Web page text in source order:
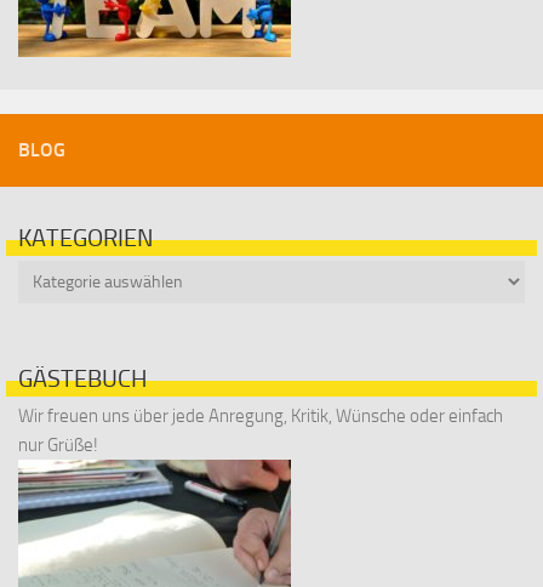
BLOG
KATEGORIEN
Kategorien
GÄSTEBUCH
Wir freuen uns über jede Anregung, Kritik, Wünsche oder einfach
nur Grüße!